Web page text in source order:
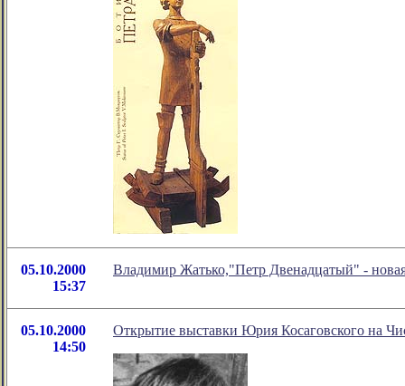
05.10.2000
15:37
Владимир Жатько,"Петр Двенадцатый" -
05.10.2000
14:50
Открытие выставки Юрия Косаговского на